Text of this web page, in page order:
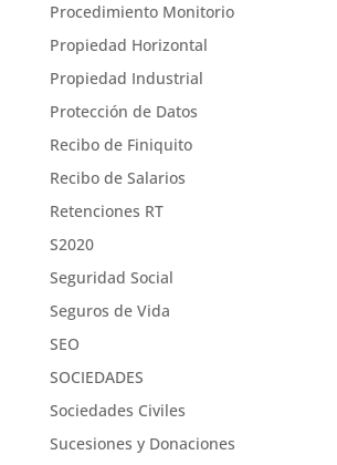
Procedimiento Monitorio
Propiedad Horizontal
Propiedad Industrial
Protección de Datos
Recibo de Finiquito
Recibo de Salarios
Retenciones RT
S2020
Seguridad Social
Seguros de Vida
SEO
SOCIEDADES
Sociedades Civiles
Sucesiones y Donaciones